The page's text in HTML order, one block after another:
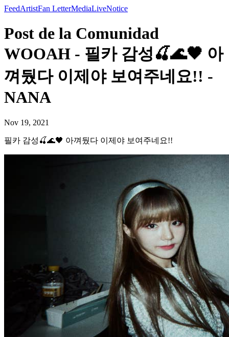
FeedArtistFan LetterMediaLiveNotice
Post de la Comunidad
WOOAH - 필카 감성🍒🌊🖤 아
껴뒀다 이제야 보여주네요!! -
NANA
Nov 19, 2021
필카 감성🍒🌊🖤 아껴뒀다 이제야 보여주네요!!